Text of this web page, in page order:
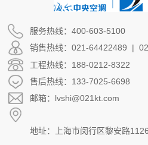
服务热线：400-603-5100
销售热线：021-64422489 |
工程热线：188-0212-8322
售后热线：133-7025-6698
邮箱：lvshi@021kt.com
地址：上海市闵行区黎安路